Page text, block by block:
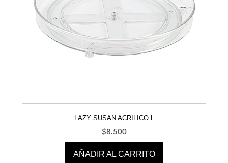
LAZY SUSAN ACRILICO L
$8.500
AÑADIR AL CARRITO